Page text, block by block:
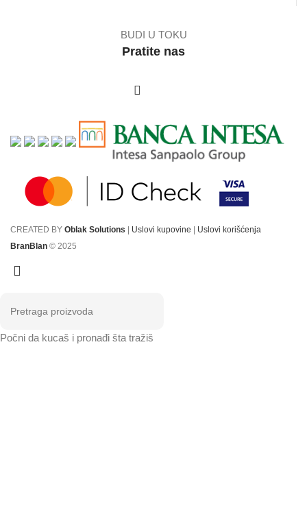
BUDI U TOKU
Pratite nas
CREATED BY Oblak Solutions Uslovi kupovine
Uslovi korišćenja
BranBlan © 2025
Počni da kucaš i pronađi šta tražiš